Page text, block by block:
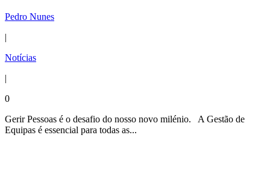
Pedro Nunes
|
Notícias
|
0
Gerir Pessoas é o desafio do nosso novo milénio. A Gestão de
Equipas é essencial para todas as...